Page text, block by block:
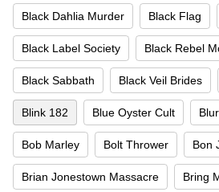
Black Dahlia Murder Black Flag
Black Label Society Black Rebel
Black Sabbath Black Veil Brides
Blink 182 Blue Oyster Cult Blur
Bob Marley Bolt Thrower Bon
Brian Jonestown Massacre Bring